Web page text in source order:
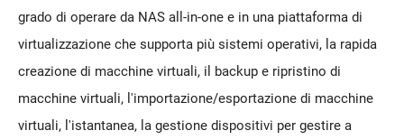
grado di operare da NAS all-in-one e in una piattaforma di
virtualizzazione che supporta più sistemi operativi, la rapida
creazione di macchine virtuali, il backup e ripristino di
macchine virtuali, l'importazione/esportazione di macchine
virtuali, l'istantanea, la gestione dispositivi per gestire a